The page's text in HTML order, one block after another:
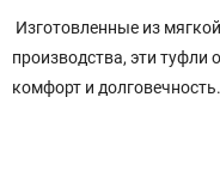
Изготовленные из
производства, эти
комфорт и долговечность.